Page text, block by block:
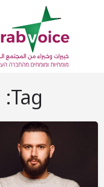
Tag: